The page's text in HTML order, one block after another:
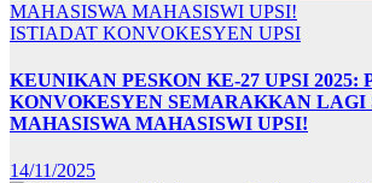
ISTIADAT KONVOKESYEN UPSI
KEUNIKAN PESKON KE-27 UPSI 2025:
KONVOKESYEN SEMARAKKAN LAGI
MAHASISWA MAHASISWI UPSI!
14/11/2025